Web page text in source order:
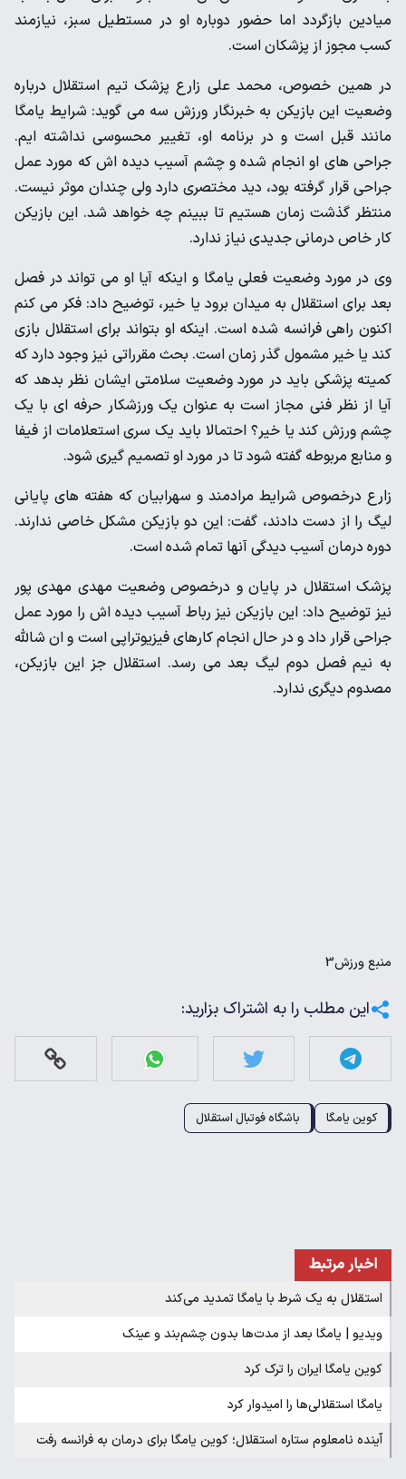
میادین بازگردد اما حضور دوباره او در مستطیل سبز، نیازمند
کسب مجوز از پزشکان است.
در همین خصوص، محمد علی زارع پزشک تیم استقلال درباره
وضعیت این بازیکن به خبرنگار ورزش سه می گوید: شرایط یامگا
مانند قبل است و در برنامه او، تغییر محسوسی نداشته ایم.
جراحی های او انجام شده و چشم آسیب دیده اش که مورد عمل
جراحی قرار گرفته بود، دید مختصری دارد ولی چندان موثر نیست.
منتظر گذشت زمان هستیم تا ببینم چه خواهد شد. این بازیکن
کار خاص درمانی جدیدی نیاز ندارد.
وی در مورد وضعیت فعلی یامگا و اینکه آیا او می تواند در فصل
بعد برای استقلال به میدان برود یا خیر، توضیح داد: فکر می کنم
اکنون راهی فرانسه شده است. اینکه او بتواند برای استقلال بازی
کند یا خیر مشمول گذر زمان است. بحث مقرراتی نیز وجود دارد که
کمیته پزشکی باید در مورد وضعیت سلامتی ایشان نظر بدهد که
آیا از نظر فنی مجاز است به عنوان یک ورزشکار حرفه ای با یک
چشم ورزش کند یا خیر؟ احتمالا باید یک سری استعلامات از فیفا
و منابع مربوطه گفته شود تا در مورد او تصمیم گیری شود.
زارع درخصوص شرایط مرادمند و سهرابیان که هفته های پایانی
لیگ را از دست دادند، گفت: این دو بازیکن مشکل خاصی ندارند.
دوره درمان آسیب دیدگی آنها تمام شده است.
پزشک استقلال در پایان و درخصوص وضعیت مهدی مهدی پور
نیز توضیح داد: این بازیکن نیز رباط آسیب دیده اش را مورد عمل
جراحی قرار داد و در حال انجام کارهای فیزیوتراپی است و ان شالله
به نیم فصل دوم لیگ بعد می رسد. استقلال جز این بازیکن،
مصدوم دیگری ندارد.
منبعورزش3
این مطلب را به اشتراک بزارید:
کوین یامگا باشگاه فوتبال استقلال
اخبار مرتبط
استقلال به یک شرط با یامگا تمدید می‌کند
ویدیو | یامگا بعد از مدت‌ها بدون چشم‌بند و عینک
کوین یامگا ایران را ترک کرد
یامگا استقلالی‌ها را امیدوار کرد
آینده نامعلوم ستاره استقلال؛ کوین یامگا برای درمان به فرانسه رفت